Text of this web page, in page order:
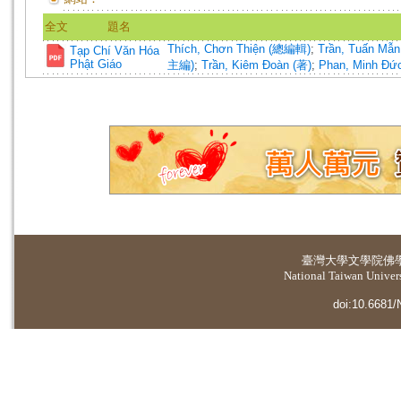
全文
題名
Tạp Chí Văn Hóa
Phật Giáo
Thích, Chơn Thiện (總編輯); Trần, Tuấn
主編); Trần, Kiêm Đoàn (著); Phan, Minh
臺灣大學文學院佛
National Taiwan
doi:10.6681/